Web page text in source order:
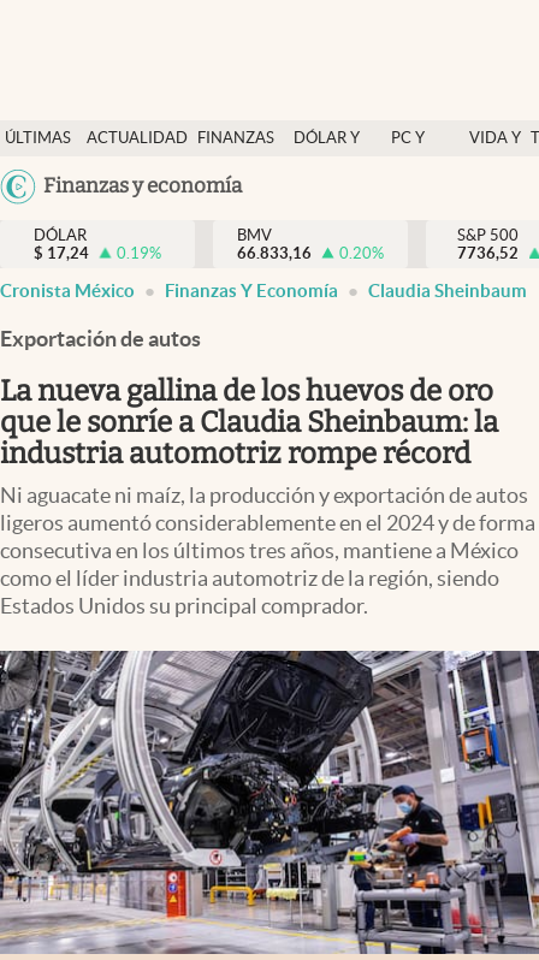
ÚLTIMAS
NOTICIAS
ACTUALIDAD
FINANZAS
DÓLAR Y
PC Y
VIDA Y
México
USA
Finanzas y economía
Actualidad
Finanzas y economía
Dólar y mercados
Pc y celular
Vida y estilo
Tv
Clima
Espiritualidad
abre en nueva pestaña
México
DÓLAR
$ 17,24 0.19%
BMV
66.833,16
0.20%
S&P 500
7736,52
Cronista México Finanzas Y Economía Claudia Sheinbaum
Exportación de autos
La nueva gallina de los huevos de oro
que le sonríe a Claudia Sheinbaum: la
industria automotriz rompe récord
Ni aguacate ni maíz, la producción y exportación de autos
ligeros aumentó considerablemente en el 2024 y de forma
consecutiva en los últimos tres años, mantiene a México
como el líder industria automotriz de la región, siendo
Estados Unidos su principal comprador.